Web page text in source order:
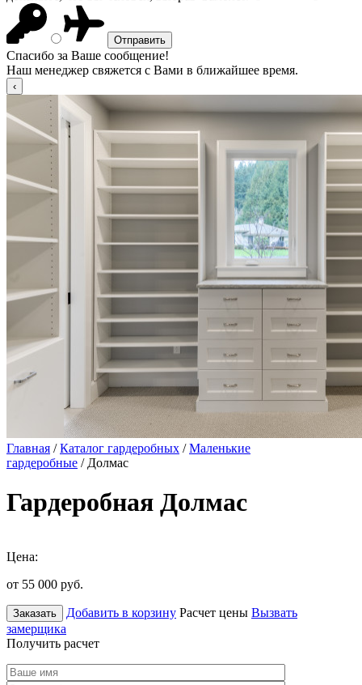
Спасибо за Ваше сообщение!
Наш менеджер свяжется с Вами в ближайшее время.
Главная /Каталог гардеробных /Маленькие
гардеробные / Долмас
Гардеробная Долмас
Цена:
от 55 000 руб.
Заказать Добавить в корзину Расчет цены Вызвать
замерщика
Получить расчет